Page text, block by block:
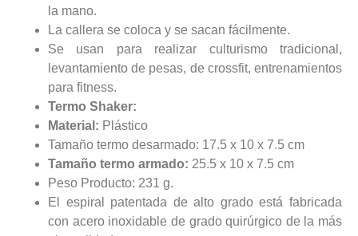
la mano.
La callera se coloca y se sacan fácilmente.
Se usan para realizar culturismo tradicional,
levantamiento de pesas, de crossfit, entrenamientos
para fitness.
Termo Shaker:
Material: Plástico
Tamaño termo desarmado: 17.5 x 10 x 7.5 cm
Tamaño termo armado: 25.5 x 10 x 7.5 cm
Peso Producto: 231 g.
El espiral patentada de alto grado está fabricada
con acero inoxidable de grado quirúrgico de la más